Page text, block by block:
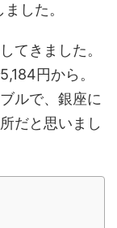
した。
てきました。
円から。
ルで、銀座に
だと思いまし